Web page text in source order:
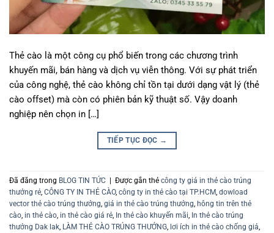
Thẻ cào là một công cụ phổ biến trong các chương trình
khuyến mãi, bán hàng và dịch vụ viễn thông. Với sự phát triển
của công nghệ, thẻ cào không chỉ tồn tại dưới dạng vật lý (thẻ
cào offset) mà còn có phiên bản kỹ thuật số. Vậy doanh
nghiệp nên chọn in […]
TIẾP TỤC ĐỌC →
Đã đăng trong BLOG TIN TỨC | Được gắn thẻ công ty giá in thẻ cào trúng
thưởng rẻ CÔNG TY IN THẺ CÀO, công ty in thẻ cào tại TP.HCM dowload
vector thẻ cào trúng thưởng giá in thẻ cào trúng thưởng hông tin trên thẻ
cào in thẻ cào in thẻ cào giá rẻ In thẻ cào khuyến mãi In thẻ cào trúng
thưởng Dak lak LÀM THẺ CÀO TRÚNG THƯỞNG lơi ích in thẻ cào chống giả